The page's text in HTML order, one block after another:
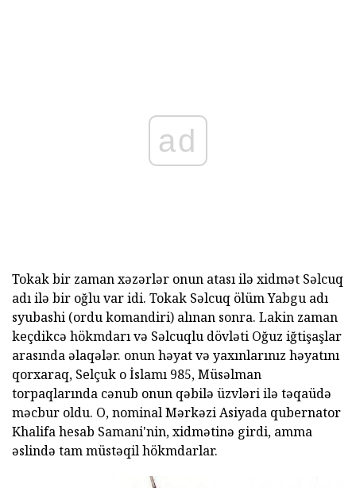
ad
Tokak bir zaman xəzərlər onun atası ilə xidmət Səlcuq
adı ilə bir oğlu var idi. Tokak Səlcuq ölüm Yabgu adı
syubashi (ordu komandiri) alınan sonra. Lakin zaman
keçdikcə hökmdarı və Səlcuqlu dövləti Oğuz iğtişaşlar
arasında əlaqələr. onun həyat və yaxınlarınız həyatını
qorxaraq, Selçuk o İslamı 985, Müsəlman
torpaqlarında cənub onun qəbilə üzvləri ilə təqaüdə
məcbur oldu. O, nominal Mərkəzi Asiyada qubernator
Khalifa hesab Samani'nin, xidmətinə girdi, amma
əslində tam müstəqil hökmdarlar.